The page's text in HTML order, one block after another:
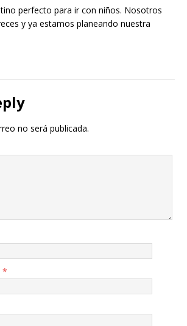
perfecto para ir con niños. Nosotros
y ya estamos planeando nuestra
no será publicada.
*